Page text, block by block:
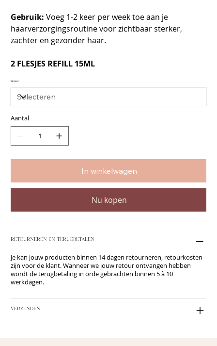
Gebruik: Voeg 1-2 keer per week toe aan je
haarverzorgingsroutine voor zichtbaar sterker,
zachter en gezonder haar.
2 FLESJES REFILL 15ML
Inhoud
Aantal
In winkelwagen
Nu kopen
RETOURNEREN EN TERUGBETALEN
Je kan jouw producten binnen 14 dagen retourneren, retourkosten
zijn voor de klant. Wanneer we jouw retour ontvangen hebben
wordt de terugbetaling in orde gebrachten binnen 5 à 10
werkdagen.
VERZENDEN